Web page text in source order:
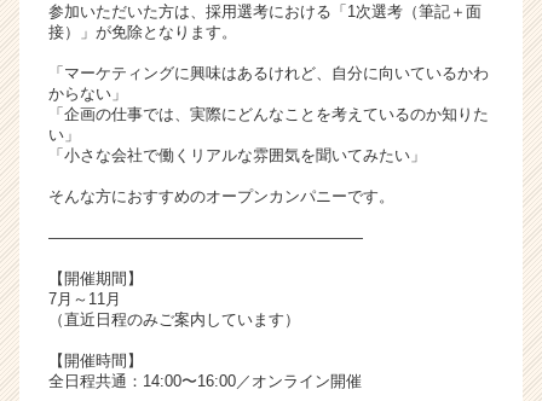
ト
チ
ア
ャ
ア
（C
e
C
r
参加いただいた方は、採用選考における「1次選考（筆記＋面
接）」が免除となります。
「マーケティングに興味はあるけれど、自分に向いているかわ
からない」
「企画の仕事では、実際にどんなことを考えているのか知りた
い」
「小さな会社で働くリアルな雰囲気を聞いてみたい」
そんな方におすすめのオープンカンパニーです。
――――――――――――――――――――
【開催期間】
7月～11月
（直近日程のみご案内しています）
【開催時間】
全日程共通：14:00〜16:00／オンライン開催